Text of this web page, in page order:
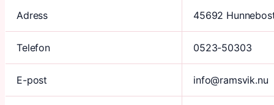
Adress 45692
Telefon 0523-50303
E-post info@ramsvik.nu